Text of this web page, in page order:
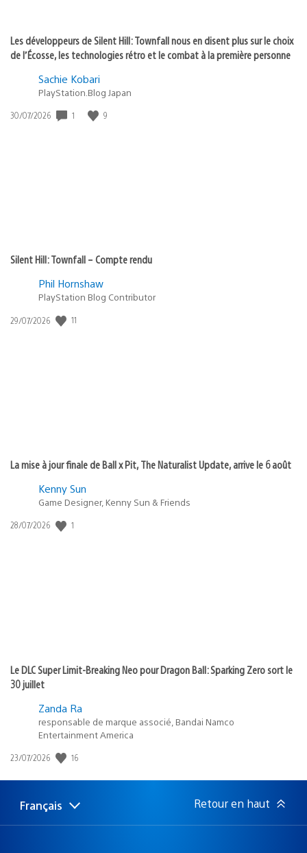
Les développeurs de Silent Hill: Townfall nous en disent plus sur le choix
de l’Écosse, les technologies rétro et le combat à la première personne
Sachie Kobari
PlayStation.Blog Japan
Date
30/07/2026 1 9
Silent Hill: Townfall – Compte rendu
Phil Hornshaw
PlayStation Blog Contributor
Date
29/07/2026 11
La mise à jour finale de Ball x Pit, The Naturalist Update, arrive le 6 août
Kenny Sun
Game Designer, Kenny Sun & Friends
Date
28/07/2026 1
Le DLC Super Limit-Breaking Neo pour Dragon Ball: Sparking Zero sort le
30 juillet
Zanda Ra
responsable de marque associé, Bandai Namco
Entertainment America
Date
publication
23/07/2026 16
Choisir
une
Région
actuelle
Français Retour en haut